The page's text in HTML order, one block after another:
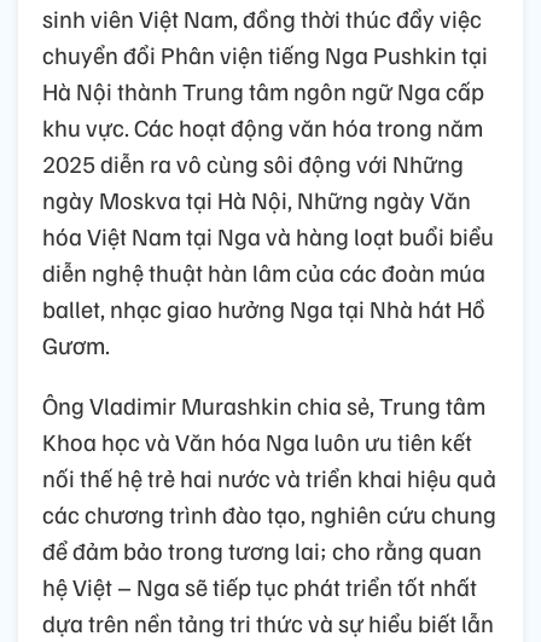
sinh viên Việt Nam, đồng thời thúc đẩy việc
chuyển đổi Phân viện tiếng Nga Pushkin tại
Hà Nội thành Trung tâm ngôn ngữ Nga cấp
khu vực. Các hoạt động văn hóa trong năm
2025 diễn ra vô cùng sôi động với Những
ngày Moskva tại Hà Nội, Những ngày Văn
hóa Việt Nam tại Nga và hàng loạt buổi biểu
diễn nghệ thuật hàn lâm của các đoàn múa
ballet, nhạc giao hưởng Nga tại Nhà hát Hồ
Gươm.
Ông Vladimir Murashkin chia sẻ, Trung tâm
Khoa học và Văn hóa Nga luôn ưu tiên kết
nối thế hệ trẻ hai nước và triển khai hiệu quả
các chương trình đào tạo, nghiên cứu chung
để đảm bảo trong tương lai; cho rằng quan
hệ Việt – Nga sẽ tiếp tục phát triển tốt nhất
dựa trên nền tảng tri thức và sự hiểu biết lẫn